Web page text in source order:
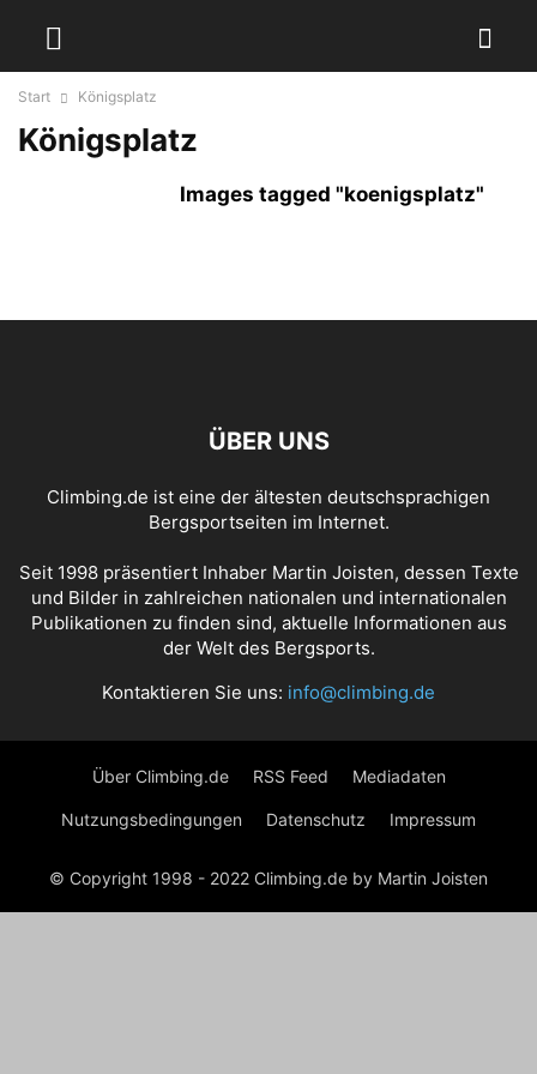
Start Königsplatz
Königsplatz
Images tagged "koenigsplatz"
ÜBER UNS
Climbing.de ist eine der ältesten deutschsprachigen
Bergsportseiten im Internet.
Seit 1998 präsentiert Inhaber Martin Joisten, dessen Texte
und Bilder in zahlreichen nationalen und internationalen
Publikationen zu finden sind, aktuelle Informationen aus
der Welt des Bergsports.
Kontaktieren Sie uns: info@climbing.de
Über Climbing.de RSS Feed Mediadaten
Nutzungsbedingungen Datenschutz Impressum
© Copyright 1998 - 2022 Climbing.de by Martin Joisten